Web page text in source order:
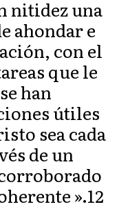
nitidez una
ahondar e
con el
que le
han
útiles
sea cada
de un
».12